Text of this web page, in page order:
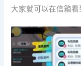
大家就可以在信箱